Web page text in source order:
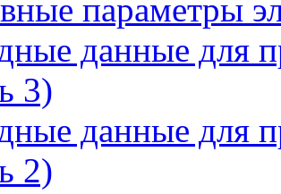
параметры
данные для
3)
данные для
2)